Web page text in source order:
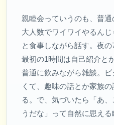
親睦会っていうのも、普通
大人数でワイワイやるん
と食事しながら話す。夜の
最初の1時間は自己紹介と
普通に飲みながら雑談。
くて、趣味の話とか家族
る。で、気づいたら「あ
うだな」って自然に思える